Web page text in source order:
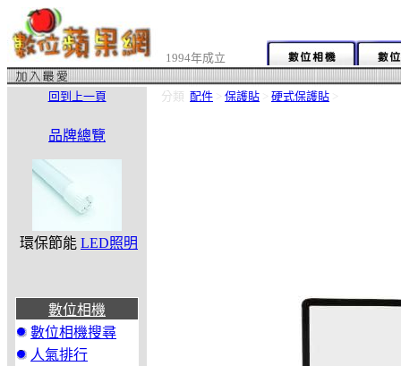
1994年成立
回到上一頁 分類 配件 保護貼 硬式保護貼
品牌總覽
環保節能 LED照明
數位相機
數位相機搜尋
人氣排行